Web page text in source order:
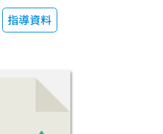
指導資料